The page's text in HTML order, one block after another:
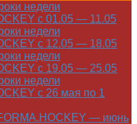
недели
с 01.05 — 11.05
недели
с 12.05 — 18.05
недели
с 19.05 — 25.05
недели
с 26 мая по 1
— июнь